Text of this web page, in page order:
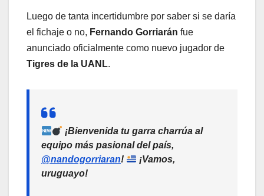
Luego de tanta incertidumbre por saber si se daría
el fichaje o no, Fernando Gorriarán fue
anunciado oficialmente como nuevo jugador de
Tigres de la UANL.
¡Bienvenida tu garra charrúa al
equipo más pasional del país,
@nandogorriaran!
¡Vamos,
uruguayo!